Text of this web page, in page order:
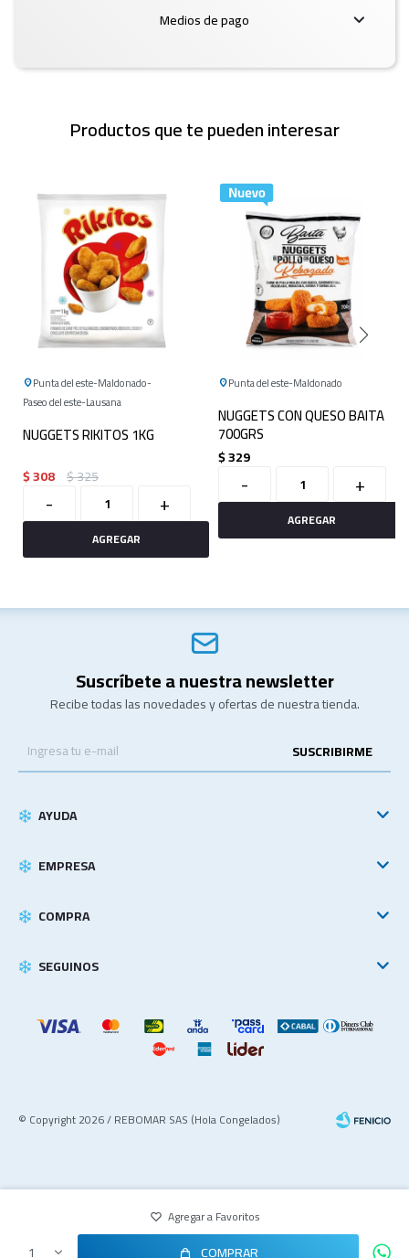
1 COMPRAR
Medios de pago
Productos que te pueden interesar
Punta del este Maldonado
Paseo del este Lausana
NUGGETS RIKITOS 1KG
$308 $325
- +
Punta del este Maldonado
NUGGETS CON QUESO BAITA
700GRS
$329
- +
Suscríbete a nuestra newsletter
Recibe todas las novedades y ofertas de nuestra tienda.
SUSCRIBIRME
AYUDA
EMPRESA
COMPRA
SEGUINOS
© Copyright 2026 / REBOMAR SAS (Hola Congelados)